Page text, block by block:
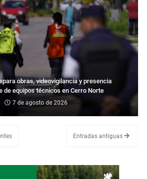
obras, videovigilancia y presencia
de equipos técnicos en Cerro Norte
7 de agosto de 2026
Entradas antiguas